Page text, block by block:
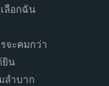
ลือกฉัน
จะคมกว่า
ยิน
ลำบาก